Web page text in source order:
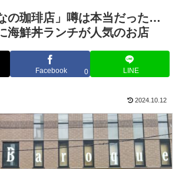
の珈琲店」噂は本当だった…
海鮮丼ランチが人気のお店
Facebook 0 LINE
2024.10.12